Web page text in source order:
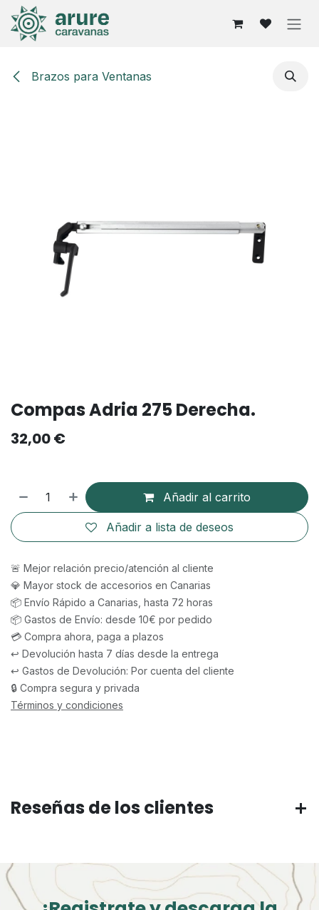
Ir al contenido
Brazos para Ventanas
Compas Adria 275 Derecha.
32,00€
Añadir al carrito
Añadir a lista de deseos
🚨 Mejor relación precio/atención al cliente
💎 Mayor stock de accesorios en Canarias
📦 Envío Rápido a Canarias, hasta 72 horas
📦 Gastos de Envío: desde 10€ por pedido
💳 Compra ahora, paga a plazos
↩️ Devolución hasta 7 días desde la entrega
↩️ Gastos de Devolución: Por cuenta del cliente
🔒 Compra segura y privada
Términos y condiciones
Reseñas de los clientes